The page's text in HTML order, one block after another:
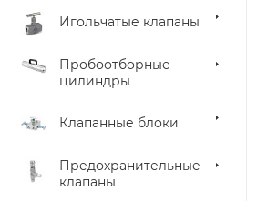
Игольчатые клапаны
Пробоотборные
цилиндры
Клапанные блоки
Предохранительные
клапаны